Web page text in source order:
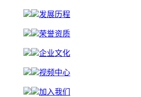
发展历程
荣誉资质
企业文化
视频中心
加入我们